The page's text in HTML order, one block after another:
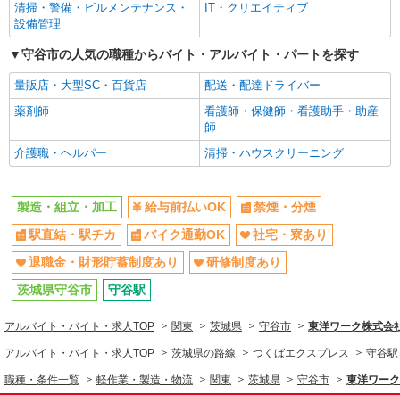
正社員 職業紹介
株式会社リオン
スニーカーの製造スタッフ
月給245,000円〜280,000円（経験・能力によ
茨城県守谷市
キープ 詳細を見る
派遣社員
株式会社アイ・プラス
包装フィルムの製造作業
時給1,300円 時間外時給1,625円 ■収入例 月収
211,575円 （時給×7.75ｈ×21日勤務の場合） ※別
途深夜割増し有り
キープ 詳細を見る
派遣社員
同じ職種から求人を探す
軽作業・製造・物流
同じ特徴から求人を探す
清掃・警備・ビルメンテナンス・
設備管理
IT・クリエイティブ
守谷市の人気の職種からバイト・アルバイト・パートを探す
量販店・大型SC・百貨店
配送・配達ドライバー
薬剤師
看護師・保健師・看護助手・助産
師
介護職・ヘルパー
清掃・ハウスクリーニング
製造・組立・加工 給与前払いOK
禁煙・分煙
駅直結・駅チカ
バイク通勤OK
社宅・寮あり
退職金・財形貯蓄制度あり
研修制度あり
茨城県守谷市
守谷駅
アルバイト・バイト・求人TOP 関東 茨城県 守谷市 東洋ワーク株式会
アルバイト・バイト・求人TOP 茨城県の路線 つくばエクスプレス 守谷駅
職種・条件一覧 軽作業・製造・物流 関東 茨城県 守谷市 東洋ワー